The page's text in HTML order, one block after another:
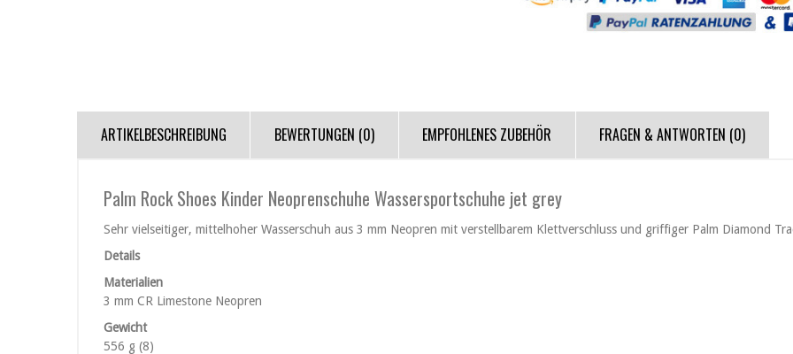
ARTIKELBESCHREIBUNG BEWERTUNGEN (0) EMPFOHLENES ZUBEHÖR FRAGEN & ANTWORTEN (0)
Palm Rock Shoes Kinder Neoprenschuhe Wassersportschuhe jet grey
Sehr vielseitiger, mittelhoher Wasserschuh aus 3 mm Neopren mit verstellbarem Klettverschluss und griffiger Palm Diamond
Details
Materialien
3 mm CR Limestone Neopren
Gewicht
556 g (8)